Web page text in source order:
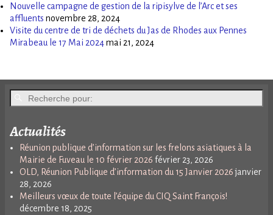
Nouvelle campagne de gestion de la ripisylve de l’Arc et ses
affluents novembre 28, 2024
Visite du centre de tri de déchets du Jas de Rhodes aux Pennes
Mirabeau le 17 Mai 2024mai 21, 2024
Actualités
Réunion publique d’information sur les frelons asiatiques à la
Mairie de Fuveau le 10 février 2026 février 23, 2026
OLD, Réunion Publique d’information du 15 Janvier 2026 janvier
28, 2026
Meilleurs vœux de toute l’équipe du CIQ Saint François!
décembre 18, 2025